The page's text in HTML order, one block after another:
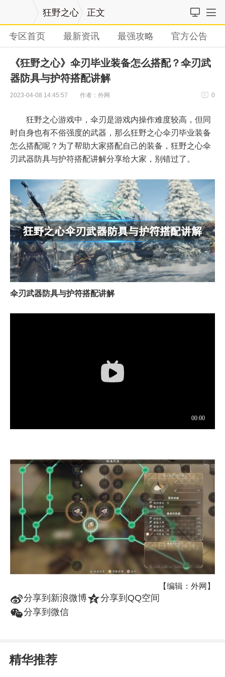
狂野之心 正文
专区首页 最新资讯 最强攻略 官方公告
《狂野之心》伞刃毕业装备怎么搭配？伞刃武
器防具与护符搭配讲解
2023-04-08 14:45:57 作者：外网 0
狂野之心游戏中，伞刃是游戏内操作难度较高，但同
时自身也有不俗强度的武器，那么狂野之心伞刃毕业装备
怎么搭配呢？为了帮助大家搭配自己的装备，狂野之心伞
刃武器防具与护符搭配讲解分享给大家，别错过了。
伞刃武器防具与护符搭配讲解
【编辑：外网】
t分享到新浪微博z分享到QQ空间
w分享到微信
精华推荐